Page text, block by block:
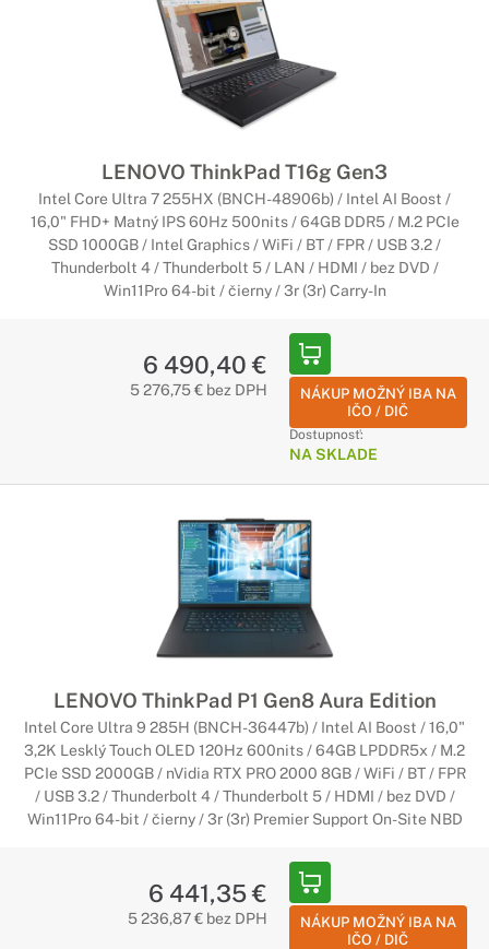
LENOVO ThinkPad T16g Gen3
Intel Core Ultra 7 255HX (BNCH-48906b) / Intel AI Boost /
16,0" FHD+ Matný IPS 60Hz 500nits / 64GB DDR5 / M.2 PCIe
SSD 1000GB / Intel Graphics / WiFi / BT / FPR / USB 3.2 /
Thunderbolt 4 / Thunderbolt 5 / LAN / HDMI / bez DVD /
Win11Pro 64-bit / čierny / 3r (3r) Carry-In
6 490,40 €
5 276,75 € bez DPH
NÁKUP MOŽNÝ IBA NA
IČO / DIČ
Dostupnosť:
NA SKLADE
LENOVO ThinkPad P1 Gen8 Aura Edition
Intel Core Ultra 9 285H (BNCH-36447b) / Intel AI Boost / 16,0"
3,2K Lesklý Touch OLED 120Hz 600nits / 64GB LPDDR5x / M.2
PCIe SSD 2000GB / nVidia RTX PRO 2000 8GB / WiFi / BT / FPR
/ USB 3.2 / Thunderbolt 4 / Thunderbolt 5 / HDMI / bez DVD /
Win11Pro 64-bit / čierny / 3r (3r) Premier Support On-Site NBD
6 441,35 €
5 236,87 € bez DPH
NÁKUP MOŽNÝ IBA NA
IČO / DIČ